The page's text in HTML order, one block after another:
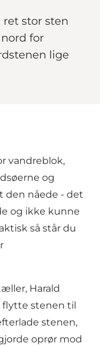
stor sten
for
lige
vandreblok,
og
den nåede - det
og ikke kunne
så står du
Harald
flytte stenen til
stenen,
oprør mod